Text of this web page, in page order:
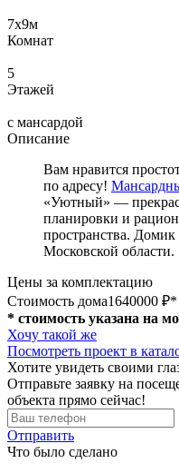
7х9м
Комнат
5
Этажей
с мансардой
Описание
Вам нравится
по адресу!
«Уютный» —
планировки и
пространства.
Московской области.
Цены за комплектацию
Стоимость дома1640000 ₽*
* стоимость указана на
Хочу такой же
Посмотреть проект в
Хотите увидеть своими
Отправьте заявку на
объекта прямо сейчас!
Отправить
Что было сделано